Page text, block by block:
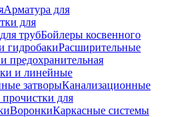
Арматура для
для
трубБойлеры косвенного
гидробакиРасширительные
предохранительная
и линейные
затворыКанализационные
для
ВоронкиКаркасные системы